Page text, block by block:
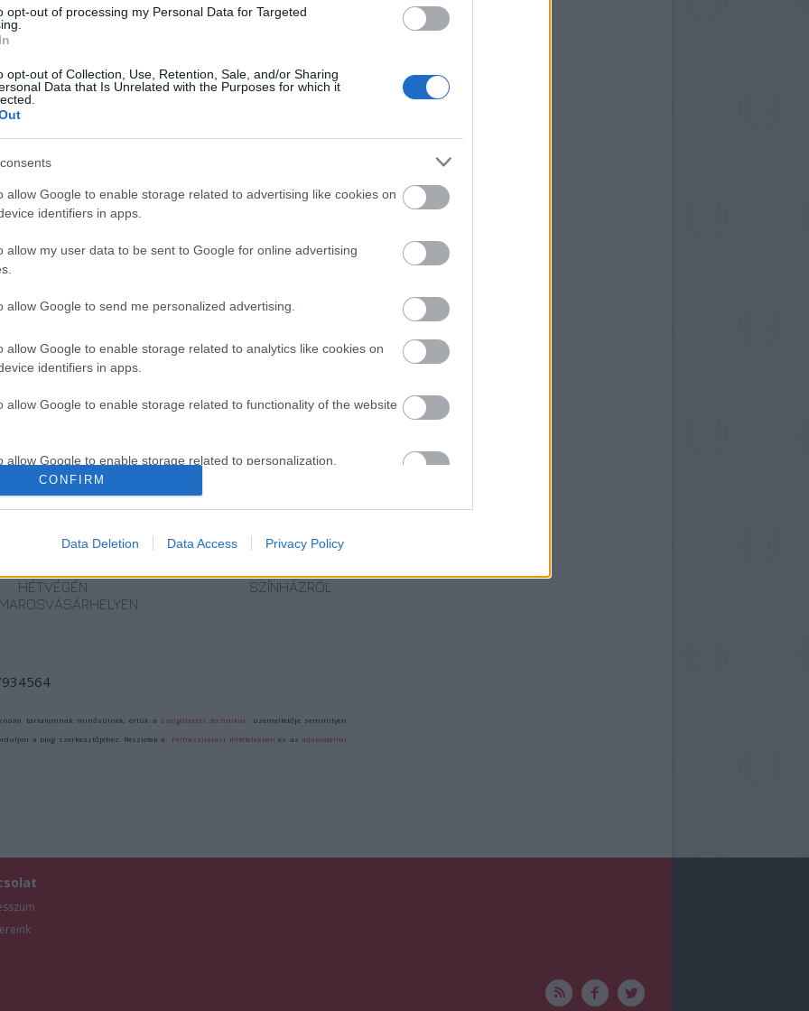
opt-out of processing my Personal Data for Targeted
opt-out of Collection, Use, Retention, Sale, and/or Sharing
Data that Is Unrelated with the Purposes for which it
allow Google to enable storage related to advertising like cookies on
identifiers in apps.
allow my user data to be sent to Google for online advertising
allow Google to send me personalized advertising.
allow Google to enable storage related to analytics like cookies on
identifiers in apps.
allow Google to enable storage related to functionality of the website
allow Google to enable storage related to personalization.
CONFIRM
Data Deletion Data Access Privacy Policy
Fesztiválon lépnek fel a Művészeti
előadással, melyet az intézmény
hallgatói egy intenzív műhelymunka
magyarországi koreográfus vezetésével.
nagyszebeni fesztiválra idén olyan jelentős
mint Lev Dodin, Peter Stein, vagy Silviu
működő Stúdió Színház a 2013-2014-es
intenzíven folytatódnak az intézményben.
vasárnapját) ingyenes felvételi
pedig napi felkészítőket tartunk minden
az egyetem hirdetőfelületein, illetvea
ERDÉLYI
MESTERSÉGEK
HÉTVÉGÉN
MAROSVÁSÁRHELYEN
AZ EMBERSÉG
ÜNNEPE
VECSEI H.
MIKLÓS A
SZÍNHÁZRÓL
tartalomnak minősülnek, értük a szolgáltatás technikai üzemeltetője semmilyen
a blog szerkesztőjéhez. Részletek a Felhasználási feltételekben és azadatvédelmi